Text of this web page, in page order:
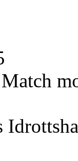
Match